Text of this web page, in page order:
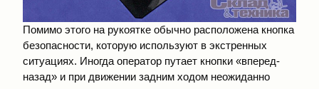
Помимо этого на рукоятке обычно расположена кнопка
безопасности, которую используют в экстренных
ситуациях. Иногда оператор путает кнопки «вперед-
назад» и при движении задним ходом неожиданно